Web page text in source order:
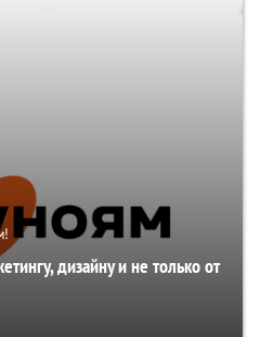
дизайну и не только от